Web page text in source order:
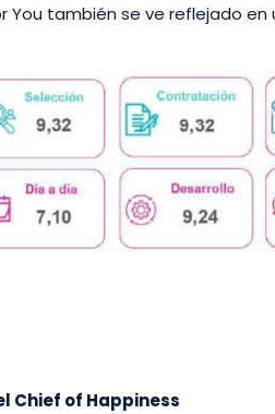
You también se ve reflejado
Chief of Happiness